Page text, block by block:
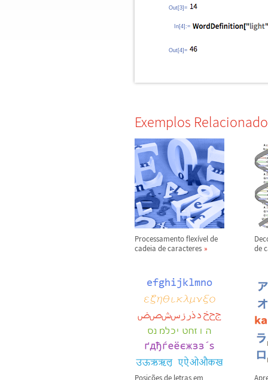
Out[3]=
In[4]:=
Out[4]=
Exemplos
Processamento flexível de
cadeia de caracteres
de